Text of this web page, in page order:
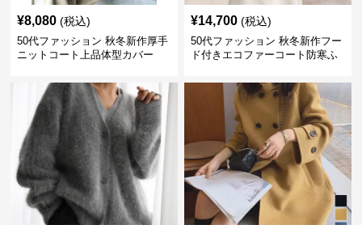
¥8,080 (税込)
50代ファッション 秋冬新作厚手
ニットコート上品体型カバー
¥14,700 (税込)
50代ファッション 秋冬新作フー
ド付きエコファーコート防寒ふ